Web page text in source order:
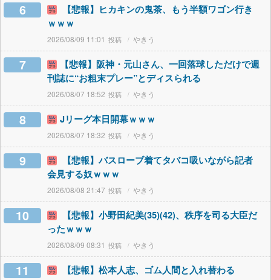
6
【悲報】ヒカキンの鬼茶、もう半額ワゴン行き
ｗｗｗ
2026/08/09 11:01 やきう
7
【悲報】阪神・元山さん、一回落球しただけで週
刊誌に“お粗末プレー”とディスられる
2026/08/07 18:52 やきう
8 Jリーグ本日開幕ｗｗｗ
2026/08/07 18:32 やきう
9
【悲報】バスローブ着てタバコ吸いながら記者
会見する奴ｗｗｗ
2026/08/08 21:47 やきう
10
【悲報】小野田紀美(35)(42)、秩序を司る大臣だ
ったｗｗｗ
2026/08/09 08:31 やきう
11 【悲報】松本人志、ゴム人間と入れ替わる